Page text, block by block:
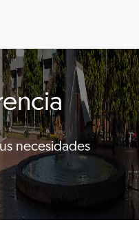
necesidades